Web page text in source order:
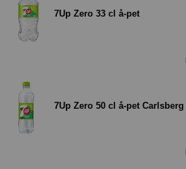
7Up Zero 33 cl å-pet
7Up Zero 50 cl å-pet Carlsberg